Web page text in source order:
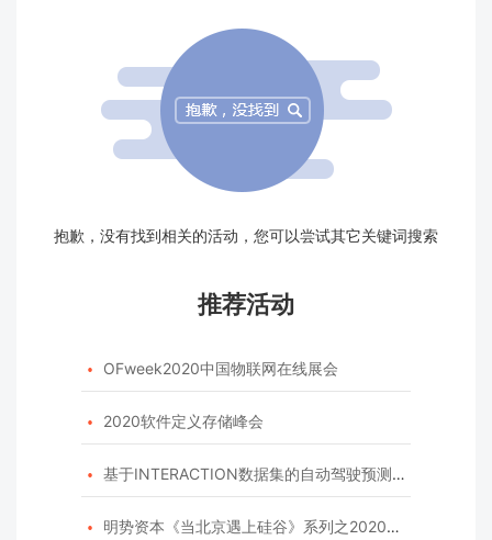
抱歉，没有找到相关的活动，您可以尝试其它关键词搜索
推荐活动
 OFweek2020中国物联网在线展会
 2020软件定义存储峰会
 基于INTERACTION数据集的自动驾驶预测模型挑战赛
 明势资本《当北京遇上硅谷》系列之2020年度开源峰会